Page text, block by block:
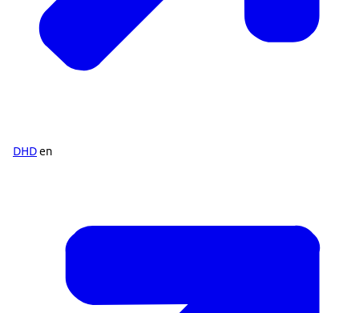
DHDen